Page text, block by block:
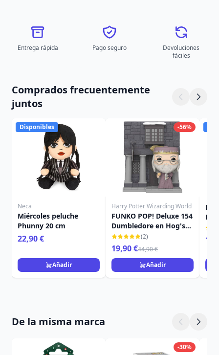
Entrega rápida Pago seguro
Devoluciones
fáciles
Comprados frecuentemente
juntos
Disponibles
Neca
Miércoles peluche
Phunny 20 cm
22,90 €
Añadir
-56%
Harry Potter Wizarding World
FUNKO POP! Deluxe 154
Dumbledore en Hog's
Head, Hogsmeade -
Harry Potter y la
cámara secreta
Aniversario
(2)
19,90 €44,90 €
Añadir
De la misma marca
-30%